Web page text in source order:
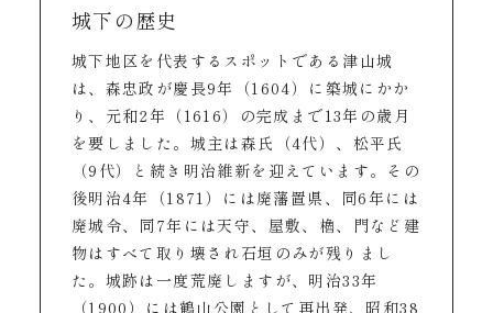
城下の歴史
城下地区を代表するスポットである津山城
は、森忠政が慶長9年（1604）に築城にかか
り、元和2年（1616）の完成まで13年の歳月
を要しました。城主は森氏（4代）、松平氏
（9代）と続き明治維新を迎えています。その
後明治4年（1871）には廃藩置県、同6年には
廃城令、同7年には天守、屋敷、櫓、門など建
物はすべて取り壊され石垣のみが残りまし
た。城跡は一度荒廃しますが、明治33年
（1900）には鶴山公園として再出発、昭和38